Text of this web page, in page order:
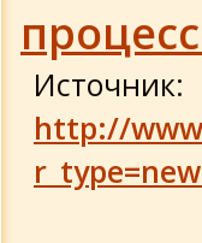
Источник:
http://
Пресс-
О
Создание